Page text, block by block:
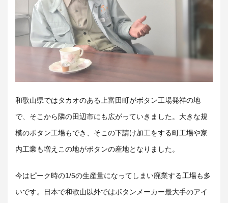
和歌山県ではタカオのある上富田町がボタン工場発祥の地
で、そこから隣の田辺市にも広がっていきました。大きな規
模のボタン工場もでき、そこの下請け加工をする町工場や家
内工業も増えこの地がボタンの産地となりました。
今はピーク時の1/5の生産量になってしまい廃業する工場も多
いです。日本で和歌山以外ではボタンメーカー最大手のアイ